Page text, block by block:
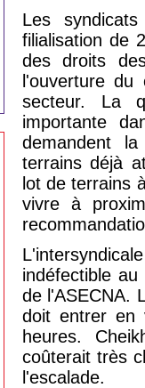
Les
filialisation de
des droits
l'ouverture
secteur. La
importante
demandent
terrains déjà
lot de terrains
vivre à
indéfectible
de l'ASECNA.
doit entrer en
heures.
coûterait très
l'escalade.